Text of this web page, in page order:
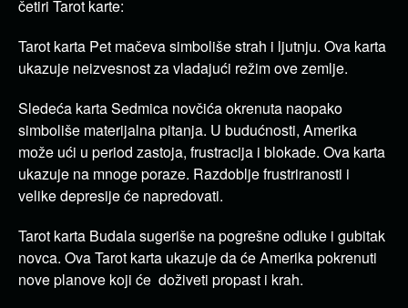
četiri Tarot karte:
Tarot karta Pet mačeva simboliše strah i ljutnju. Ova karta
ukazuje neizvesnost za vladajući režim ove zemlje.
Sledeća karta Sedmica novčića okrenuta naopako
simboliše materijalna pitanja. U budućnosti, Amerika
može ući u period zastoja, frustracija i blokade. Ova karta
ukazuje na mnoge poraze. Razdoblje frustriranosti i
velike depresije će napredovati.
Tarot karta Budala sugeriše na pogrešne odluke i gubitak
novca. Ova Tarot karta ukazuje da će Amerika pokrenuti
nove planove koji će doživeti propast i krah.